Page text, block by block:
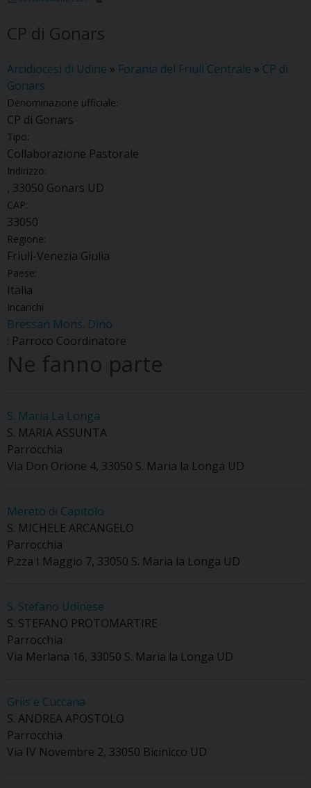
CP di Gonars
Arcidiocesi di Udine » Forania del Friuli Centrale » CP di
Gonars
Denominazione ufficiale:
CP di Gonars
Tipo:
Collaborazione Pastorale
Indirizzo:
, 33050 Gonars UD
CAP:
33050
Regione:
Friuli-Venezia Giulia
Paese:
Italia
Incarichi
Bressan Mons. Dino
: Parroco Coordinatore
Ne fanno parte
S. Maria La Longa
S. MARIA ASSUNTA
Parrocchia
Via Don Orione 4, 33050 S. Maria la Longa UD
Mereto di Capitolo
S. MICHELE ARCANGELO
Parrocchia
P.zza I Maggio 7, 33050 S. Maria la Longa UD
S. Stefano Udinese
S. STEFANO PROTOMARTIRE
Parrocchia
Via Merlana 16, 33050 S. Maria la Longa UD
Griis e Cuccana
S. ANDREA APOSTOLO
Parrocchia
Via IV Novembre 2, 33050 Bicinicco UD